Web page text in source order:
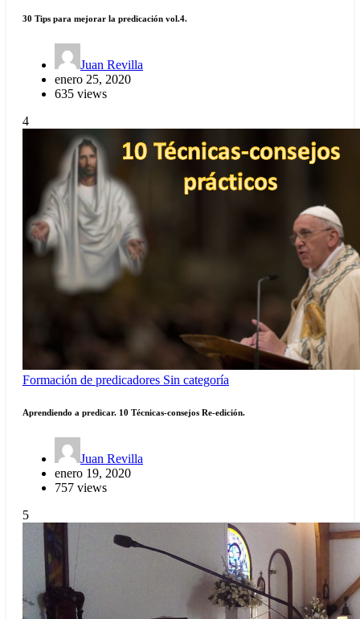
30 Tips para mejorar la predicación vol.4.
Juan Revilla
enero 25, 2020
635 views
4
Formación de predicadores Sin categoría
Aprendiendo a predicar. 10 Técnicas-consejos Re-edición.
Juan Revilla
enero 19, 2020
757 views
5